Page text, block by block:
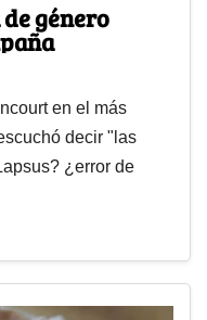
género
en el más
decir "las
¿error de